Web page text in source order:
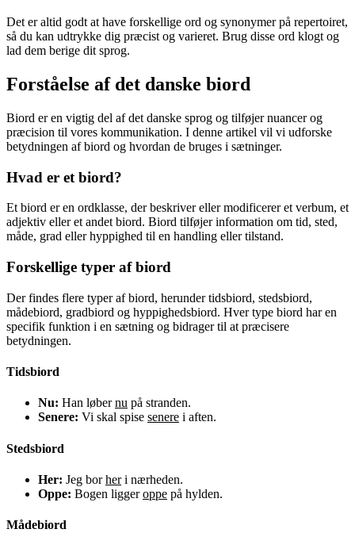
Det er altid godt at have forskellige ord og synonymer på repertoiret,
så du kan udtrykke dig præcist og varieret. Brug disse ord klogt og
lad dem berige dit sprog.
Forståelse af det danske biord
Biord er en vigtig del af det danske sprog og tilføjer nuancer og
præcision til vores kommunikation. I denne artikel vil vi udforske
betydningen af biord og hvordan de bruges i sætninger.
Hvad er et biord?
Et biord er en ordklasse, der beskriver eller modificerer et verbum, et
adjektiv eller et andet biord. Biord tilføjer information om tid, sted,
måde, grad eller hyppighed til en handling eller tilstand.
Forskellige typer af biord
Der findes flere typer af biord, herunder tidsbiord, stedsbiord,
mådebiord, gradbiord og hyppighedsbiord. Hver type biord har en
specifik funktion i en sætning og bidrager til at præcisere
betydningen.
Tidsbiord
Nu: Han løbernu på stranden.
Senere: Vi skal spise senere i aften.
Stedsbiord
Her: Jeg borheri nærheden.
Oppe: Bogen liggeroppe på hylden.
Mådebiord